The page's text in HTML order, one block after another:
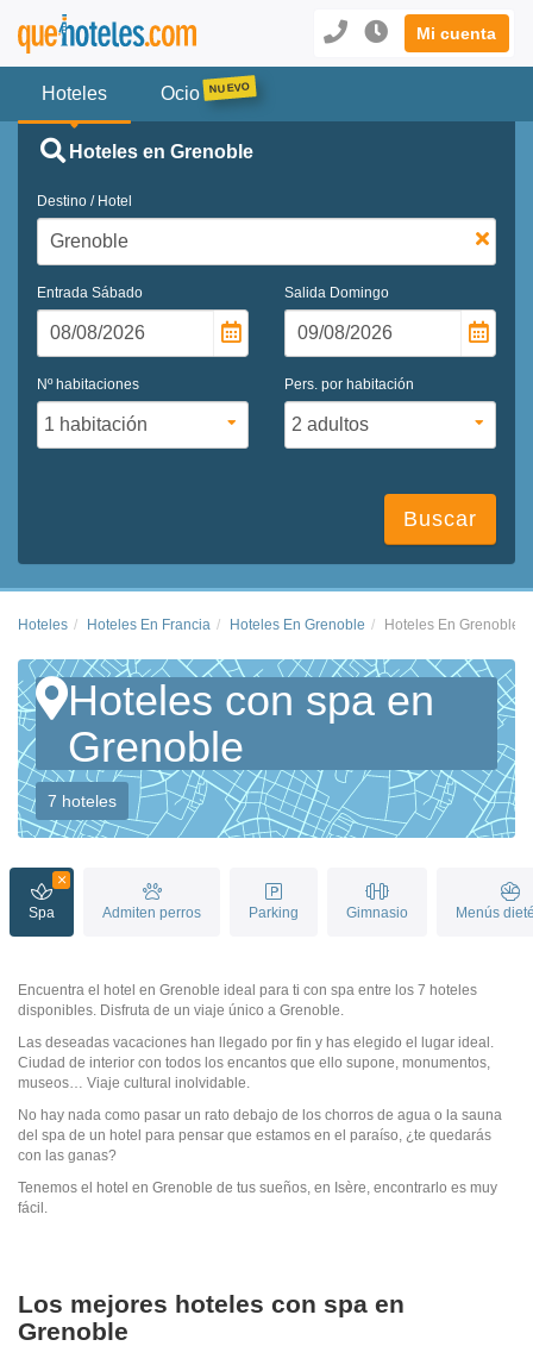
Mi cuenta
Hoteles Ocio
Hoteles en Grenoble
Destino / Hotel
Entrada Sábado Salida Domingo
Nº habitaciones Pers. por habitación
Buscar
Hoteles Hoteles En Francia Hoteles En Grenoble Hoteles En Grenoble
Hoteles con spa en
Grenoble
7 hoteles
Spa Admiten perros Parking Gimnasio Menús
Encuentra el hotel en Grenoble ideal para ti con spa entre los 7 hoteles
disponibles. Disfruta de un viaje único a Grenoble.
Las deseadas vacaciones han llegado por fin y has elegido el lugar ideal.
Ciudad de interior con todos los encantos que ello supone, monumentos,
museos… Viaje cultural inolvidable.
No hay nada como pasar un rato debajo de los chorros de agua o la sauna
del spa de un hotel para pensar que estamos en el paraíso, ¿te quedarás
con las ganas?
Tenemos el hotel en Grenoble de tus sueños, en Isère, encontrarlo es muy
fácil.
Los mejores hoteles con spa en
Grenoble